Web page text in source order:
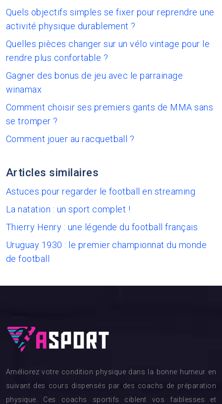
Quels objectifs simples se fixer pour reprendre une
activité physique durablement ?
Quelles pièces changer sur un vélo vintage pour le
rendre plus confortable ?
Gagner des bonus de jeu avec le parrainage
winamax
Comment choisir ses premiers gants de MMA sans
se tromper ?
Comment jouer au racquetball ?
Articles similaires
Astuces pour regarder le football en streaming
La natation : un sport complet !
Thierry Henry : une légende du football français
Uruguay 1930 : le premier championnat du monde
de football
Améliorez votre condition physique dans la bonne humeur en
suivant des cours dispensés par des coachs de préparation
physique. Ces coachs sportifs ciblent vos faiblesses et